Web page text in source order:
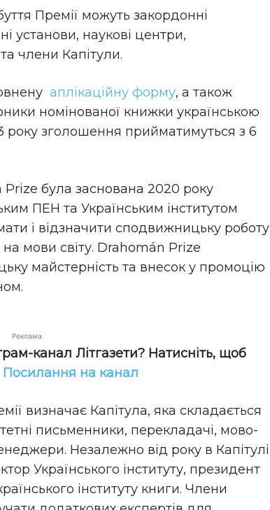
Премії можуть закордонні
установи, наукові центри,
члени Капітули.
аплікаційну форму, а також
номінованої книжки українською
зголошення прийматимуться з 6
була заснована 2020 року
ПЕН та Українським інститутом
і відзначити сподвижницьку роботу
мови світу. Drahomán Prize
майстерність та внесок у промоцію
Реклама
канал Літгазети? Натисніть, щоб
Посилання на канал
визначає Капітула, яка складається
письменники, перекладачі, мово-
Незалежно від року в Капітулі
Українського інституту, президент
інституту книги. Члени